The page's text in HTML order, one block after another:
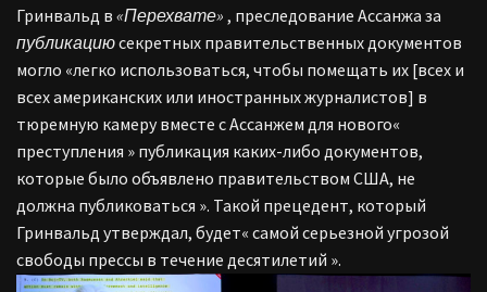
Гринвальд в «Перехвате» , преследование Ассанжа за
публикациюсекретных правительственных документов
могло «легко использоваться, чтобы помещать их [всех и
всех американских или иностранных журналистов] в
тюремную камеру вместе с Ассанжем для нового«
преступления » публикация каких-либо документов,
которые было объявлено правительством США, не
должна публиковаться ». Такой прецедент, который
Гринвальд утверждал, будет« самой серьезной угрозой
свободы прессы в течение десятилетий ».